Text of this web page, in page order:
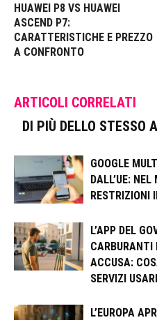
HUAWEI P8 VS HUAWEI
ASCEND P7:
CARATTERISTICHE E PREZZO
A CONFRONTO
ARTICOLI CORRELATI
DI PIÙ DELLO STESSO
GOOGLE
DALL’UE:
RESTRIZIONI
L’APP DEL
CARBURANTI
ACCUSA:
SERVIZI
L’EUROPA